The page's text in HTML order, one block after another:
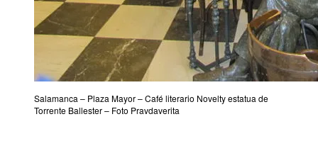
Salamanca – Plaza Mayor – Café literario Novelty estatua de
Torrente Ballester – Foto Pravdaverita